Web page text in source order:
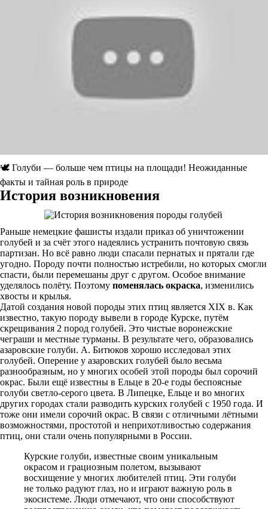
🕊 Голуби — больше чем птицы на площади! Неожиданные
факты и тайная роль в природе
История возникновения
Раньше немецкие фашисты издали приказ об уничтожении
голубей и за счёт этого надеялись устранить почтовую связь
партизан. Но всё равно люди спасали пернатых и прятали где
угодно. Породу почти полностью истребили, но которых смогли
спасти, были перемешаны друг с другом. Особое внимание
уделялось полёту. Поэтому поменялась окраска, изменились
хвосты и крылья.
Датой создания новой породы этих птиц является XIX в. Как
известно, такую породу вывели в городе Курске, путём
скрещивания 2 пород голубей. Это чистые воронежские
чеграши и местные турманы. В результате чего, образовались
азаровские голуби. А. Битюков хорошо исследовал этих
голубей. Оперение у азаровских голубей было весьма
разнообразным, но у многих особей этой породы был сорочий
окрас. Были ещё известны в Ельце в 20-е годы беспоясные
голуби светло-серого цвета. В Липецке, Ельце и во многих
других городах стали разводить курских голубей с 1950 года. И
тоже они имели сорочий окрас. В связи с отличными лётными
возможностями, простотой и неприхотливостью содержания
птиц, они стали очень популярными в России.
Курские голуби, известные своим уникальным
окрасом и грациозным полетом, вызывают
восхищение у многих любителей птиц. Эти голуби
не только радуют глаз, но и играют важную роль в
экосистеме. Люди отмечают, что они способствуют